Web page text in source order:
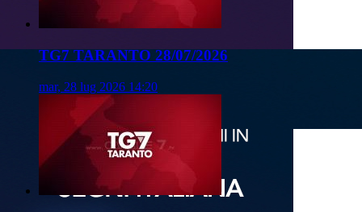
TG7 TARANTO 28/07/2026
mar, 28 lug 2026 14:20